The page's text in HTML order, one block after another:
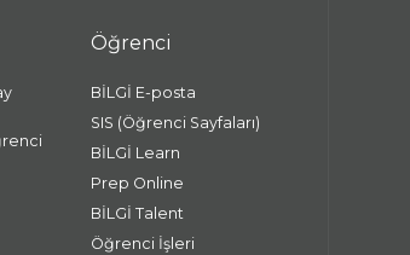
Öğrenci
BİLGİ E-posta
SIS (Öğrenci Sayfaları)
BİLGİ Learn
Prep Online
BİLGİ Talent
Öğrenci İşleri